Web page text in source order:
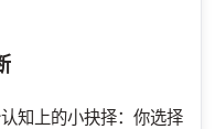
知上的小抉择：你选择